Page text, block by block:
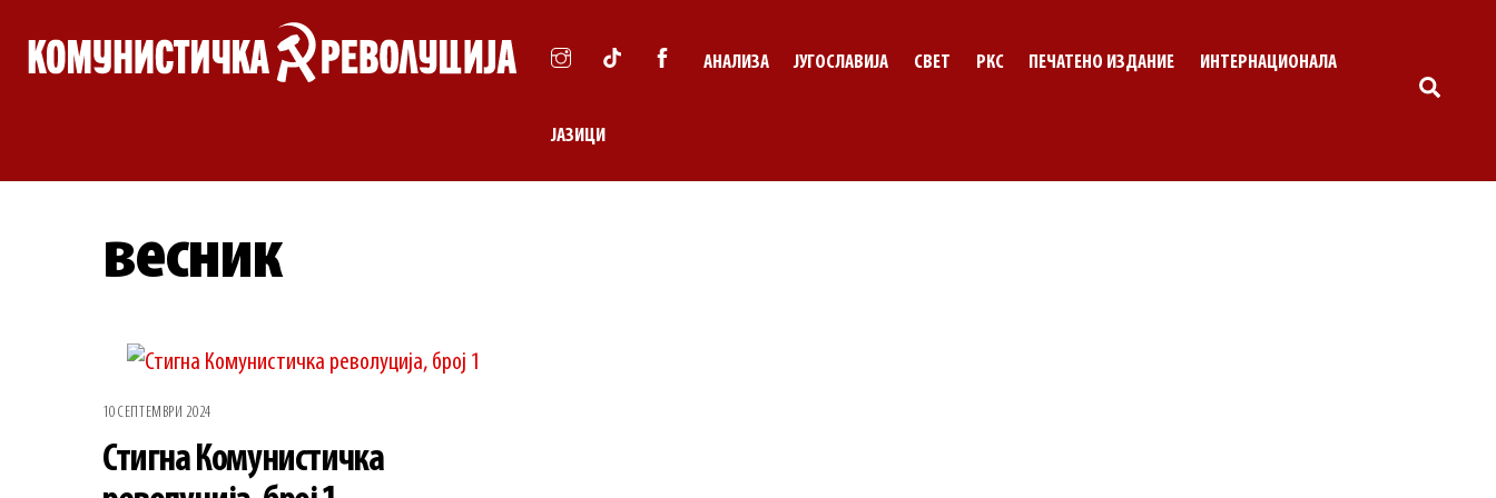
АНАЛИЗА ЈУГОСЛАВИЈА СВЕТ РКС ПЕЧАТЕНО ИЗДАНИЕ ИНТЕРНАЦИОНАЛА
ЈАЗИЦИ
весник
10 СЕПТЕМВРИ 2024
Стигна Комунистичка